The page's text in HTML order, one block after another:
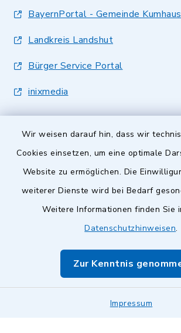
Wir weisen darauf hin, dass wir
Cookies einsetzen, um eine optimale
Website zu ermöglichen. Die
weiterer Dienste wird bei Bedarf
Weitere Informationen finden Sie
Datenschutzhinweisen.
Zur Kenntnis
Impressum
BayernPortal - Gemeinde
Landkreis Landshut
Bürger Service Portal
inixmedia
Kontakt
Barrierefreiheit
Impressum
Sitemap